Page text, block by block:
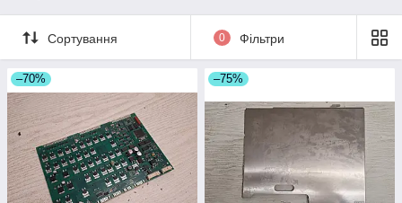
Сортування 0 Фільтри
–70% –75%